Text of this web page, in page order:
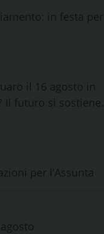
in festa per
il 16 agosto in
Il futuro si sostiene.
per l’Assunta